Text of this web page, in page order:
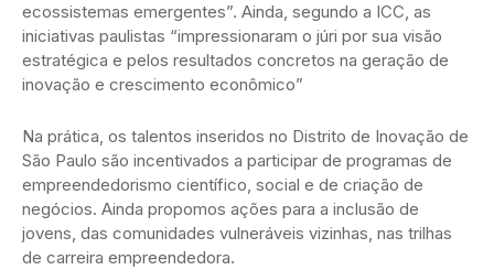
ecossistemas emergentes”. Ainda, segundo a ICC, as
iniciativas paulistas “impressionaram o júri por sua visão
estratégica e pelos resultados concretos na geração de
inovação e crescimento econômico”
Na prática, os talentos inseridos no Distrito de Inovação de
São Paulo são incentivados a participar de programas de
empreendedorismo científico, social e de criação de
negócios. Ainda propomos ações para a inclusão de
jovens, das comunidades vulneráveis vizinhas, nas trilhas
de carreira empreendedora.